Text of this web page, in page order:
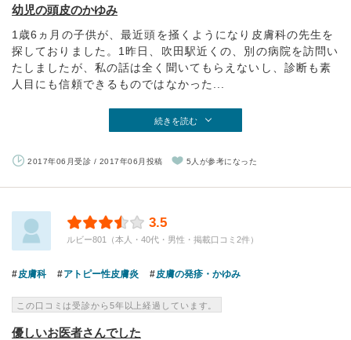
幼児の頭皮のかゆみ
1歳6ヵ月の子供が、最近頭を掻くようになり皮膚科の先生を
探しておりました。1昨日、吹田駅近くの、別の病院を訪問い
たしましたが、私の話は全く聞いてもらえないし、診断も素
人目にも信頼できるものではなかった...
続きを読む
2017年06月受診 / 2017年06月投稿 5人が参考になった
3.5
ルビー801（本人・40代・男性・掲載口コミ2件）
皮膚科 アトピー性皮膚炎 皮膚の発疹・かゆみ
この口コミは受診から5年以上経過しています。
優しいお医者さんでした